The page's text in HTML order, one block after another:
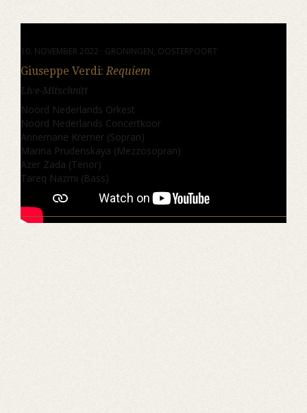
10. NOVEMBER 2022 · GRONINGEN, OOSTERPOORT
Giuseppe Verdi:Requiem
Live-Mitschnitt
Noord Nederlands Orkest
Noord Nederlands Concertkoor
Annemarie Kremer (Sopran)
Marina Prudenskaya (Mezzosopran)
Azer Zada (Tenor)
Tareq Nazmi (Bass)